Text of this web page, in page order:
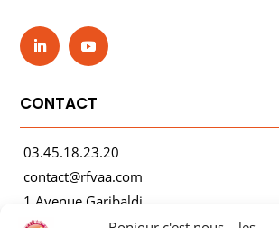
CONTACT
03.45.18.23.20
contact@rfvaa.com
1 Avenue Garibaldi